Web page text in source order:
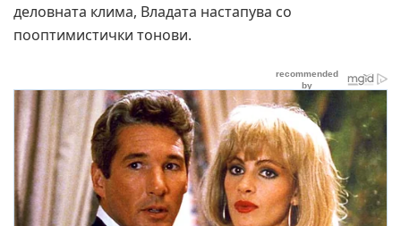
деловната клима, Владата настапува со
пооптимистички тонови.